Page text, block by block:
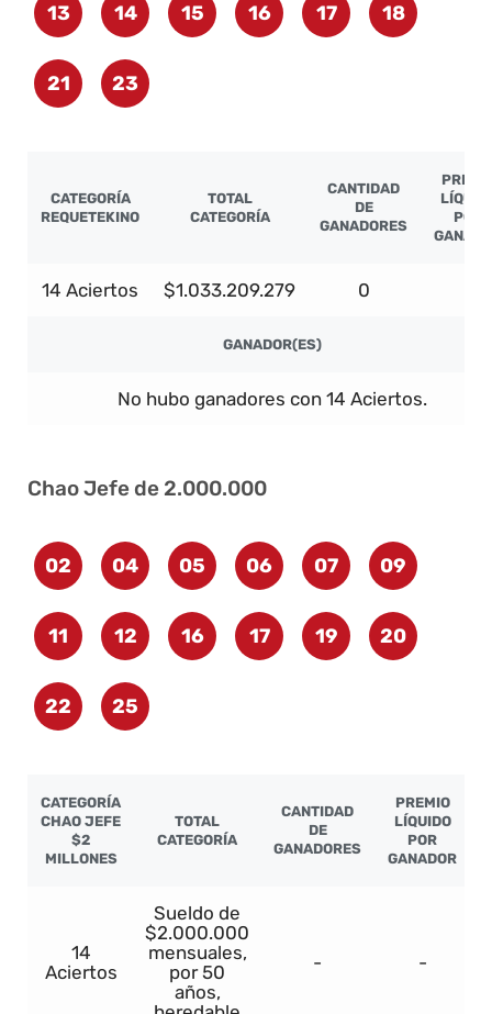
13 14 15 16 17 18
21 23
CATEGORÍA
REQUETEKINO
TOTAL
CATEGORÍA
CANTIDAD
DE
GANADORES
POR
14 Aciertos $1.033.209.279 0
GANADOR(ES)
No hubo ganadores con 14 Aciertos.
Chao Jefe de 2.000.000
02 04 05 06 07 09
11 12 16 17 19 20
22 25
CATEGORÍA
CHAO JEFE
$2
MILLONES
TOTAL
CATEGORÍA
CANTIDAD
DE
GANADORES
PREMIO
LÍQUIDO
POR
GANADOR
14
Aciertos
Sueldo de
$2.000.000
mensuales,
por 50
años,
- -